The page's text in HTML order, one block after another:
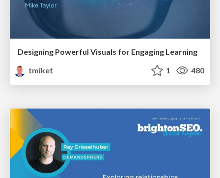
Designing Powerful Visuals for Engaging Learning
tmiket
1 480